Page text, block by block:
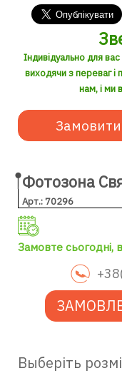
Індивідуально для
виходячи з переваг
нам, і ми
Фотозона
Арт.: 70296
Замовте сьогодні,
Выберіть